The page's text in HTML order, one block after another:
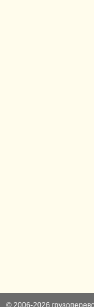
© 2006-2026